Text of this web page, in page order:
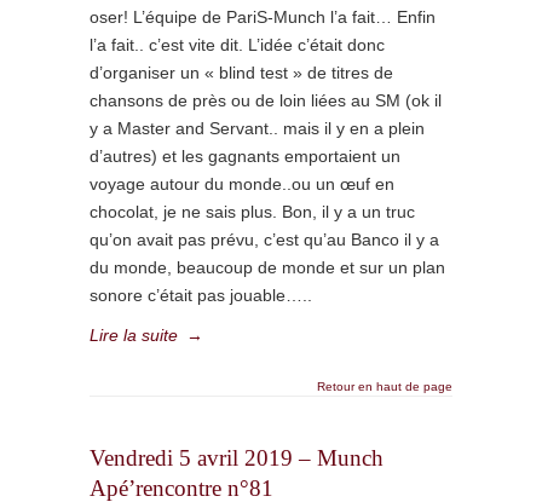
oser! L’équipe de PariS-Munch l’a fait… Enfin
l’a fait.. c’est vite dit. L’idée c’était donc
d’organiser un « blind test » de titres de
chansons de près ou de loin liées au SM (ok il
y a Master and Servant.. mais il y en a plein
d’autres) et les gagnants emportaient un
voyage autour du monde..ou un œuf en
chocolat, je ne sais plus. Bon, il y a un truc
qu’on avait pas prévu, c’est qu’au Banco il y a
du monde, beaucoup de monde et sur un plan
sonore c’était pas jouable…..
Lire la suite →
Retour en haut de page
Vendredi 5 avril 2019 – Munch
Apé’rencontre n°81